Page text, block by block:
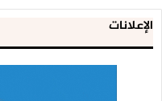
الإعلانات